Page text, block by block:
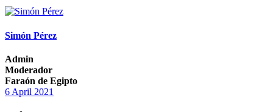
Simón Pérez
Admin
Moderador
Faraón de Egipto
6 April 2021